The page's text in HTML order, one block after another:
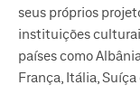
seus próprios
instituições
países como
França, Itália,